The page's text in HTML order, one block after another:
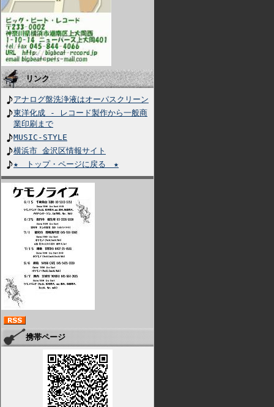
リンク
アナログ盤洗浄液はオーパスクリーン
東洋化成 - レコード製作から一般商
業印刷まで
MUSIC-STYLE
横浜市 金沢区情報サイト
★ トップ・ページに戻る ★
携帯ページ